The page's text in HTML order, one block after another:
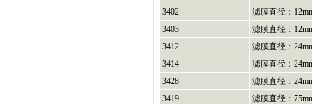
3402
滤膜直径：
3403
滤膜直径：
3412
滤膜直径：
3414
滤膜直径：
3428
滤膜直径：
3419
滤膜直径：